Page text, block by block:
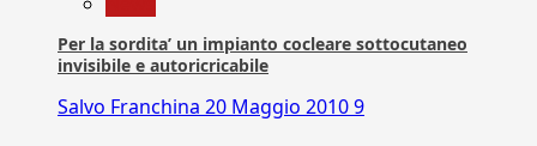
Per la sordita’ un impianto cocleare sottocutaneo
invisibile e autoricricabile
Salvo Franchina 20 Maggio 20109